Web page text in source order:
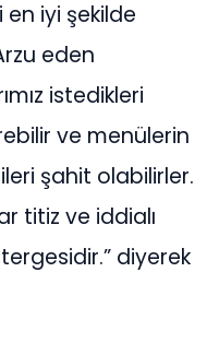
Savaş Köysu
açıklamada
önce yaptık.
bir türkü evi yok